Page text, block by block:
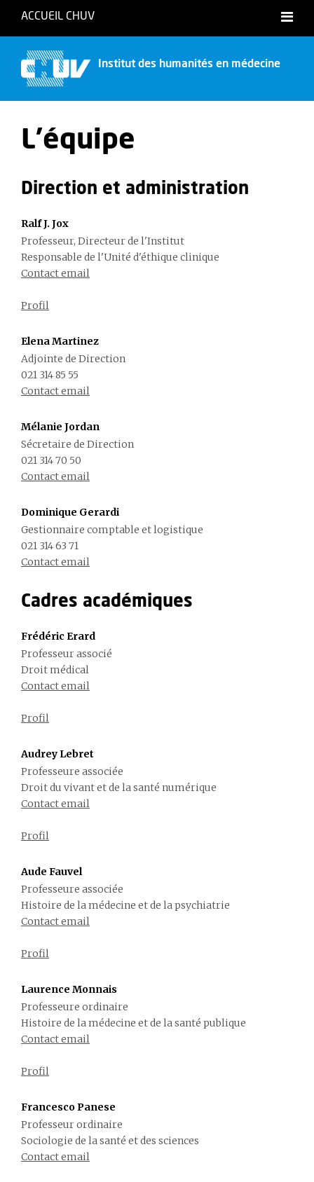
ACCUEIL CHUV
Institut des humanités en médecine
L'équipe
Direction et administration
Ralf J. Jox
Professeur, Directeur de l'Institut
Responsable de l'Unité d'éthique clinique
Contact email
Profil
Elena Martinez
Adjointe de Direction
021 314 85 55
Contact email
Mélanie Jordan
Sécretaire de Direction
021 314 70 50
Contact email
Dominique Gerardi
Gestionnaire comptable et logistique
021 314 63 71
Contact email
Cadres académiques
Frédéric Erard
Professeur associé
Droit médical
Contact email
Profil
Audrey Lebret
Professeure associée
Droit du vivant et de la santé numérique
Contact email
Profil
Aude Fauvel
Professeure associée
Histoire de la médecine et de la psychiatrie
Contact email
Profil
Laurence Monnais
Professeure ordinaire
Histoire de la médecine et de la santé publique
Contact email
Profil
Francesco Panese
Professeur ordinaire
Sociologie de la santé et des sciences
Contact email